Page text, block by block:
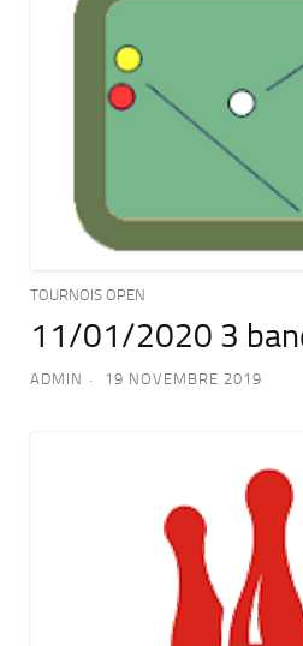
TOURNOIS OPEN
11/01/2020 3
ADMIN 19 NOVEMBRE 2019